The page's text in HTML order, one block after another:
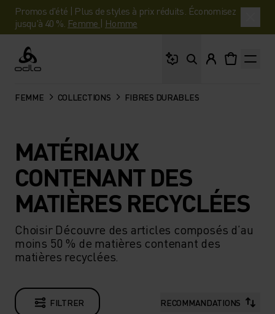
Promos d'été | Plus de styles à prix réduits. Économisez
jusqu'à 40 %. Femme | Homme
Odlo
FEMME COLLECTIONS FIBRES DURABLES
MATÉRIAUX
CONTENANT DES
MATIÈRES RECYCLÉES
Choisir Découvre des articles composés d’au
moins 50 % de matières contenant des
matières recyclées.
FILTRER RECOMMANDATIONS